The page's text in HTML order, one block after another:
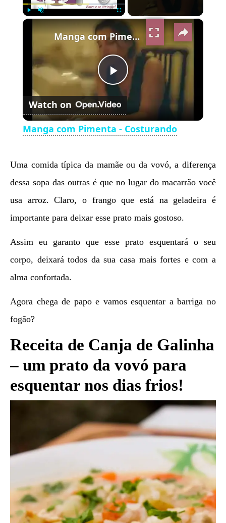
×
Play
Video
Manga com Pimenta - Costurando
Watch on
Manga com Pimenta - Costurando
Uma comida típica da mamãe ou da vovó, a diferença
dessa sopa das outras é que no lugar do macarrão você
usa arroz. Claro, o frango que está na geladeira é
importante para deixar esse prato mais gostoso.
Assim eu garanto que esse prato esquentará o seu
corpo, deixará todos da sua casa mais fortes e com a
alma confortada.
Agora chega de papo e vamos esquentar a barriga no
fogão?
Receita de Canja de Galinha
– um prato da vovó para
esquentar nos dias frios!